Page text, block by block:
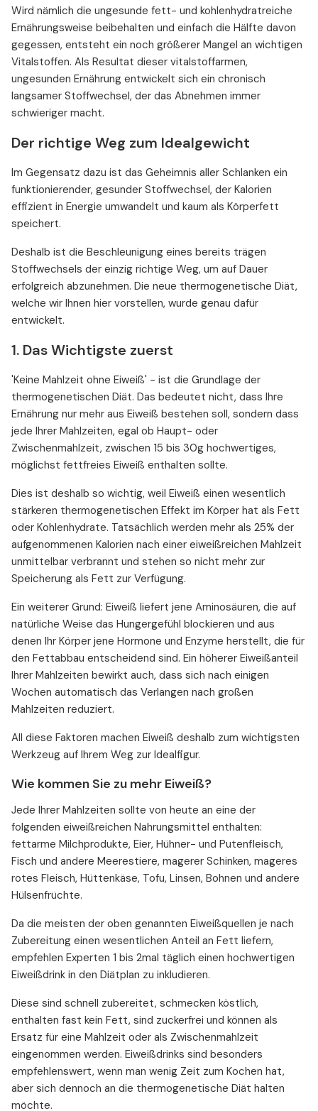
Wird nämlich die ungesunde fett- und kohlenhydratreiche
Ernährungsweise beibehalten und einfach die Hälfte davon
gegessen, entsteht ein noch größerer Mangel an wichtigen
Vitalstoffen. Als Resultat dieser vitalstoffarmen,
ungesunden Ernährung entwickelt sich ein chronisch
langsamer Stoffwechsel, der das Abnehmen immer
schwieriger macht.
Der richtige Weg zum Idealgewicht
Im Gegensatz dazu ist das Geheimnis aller Schlanken ein
funktionierender, gesunder Stoffwechsel, der Kalorien
effizient in Energie umwandelt und kaum als Körperfett
speichert.
Deshalb ist die Beschleunigung eines bereits trägen
Stoffwechsels der einzig richtige Weg, um auf Dauer
erfolgreich abzunehmen. Die neue thermogenetische Diät,
welche wir Ihnen hier vorstellen, wurde genau dafür
entwickelt.
1. Das Wichtigste zuerst
'Keine Mahlzeit ohne Eiweiß' - ist die Grundlage der
thermogenetischen Diät. Das bedeutet nicht, dass Ihre
Ernährung nur mehr aus Eiweiß bestehen soll, sondern dass
jede Ihrer Mahlzeiten, egal ob Haupt- oder
Zwischenmahlzeit, zwischen 15 bis 30g hochwertiges,
möglichst fettfreies Eiweiß enthalten sollte.
Dies ist deshalb so wichtig, weil Eiweiß einen wesentlich
stärkeren thermogenetischen Effekt im Körper hat als Fett
oder Kohlenhydrate. Tatsächlich werden mehr als 25% der
aufgenommenen Kalorien nach einer eiweißreichen Mahlzeit
unmittelbar verbrannt und stehen so nicht mehr zur
Speicherung als Fett zur Verfügung.
Ein weiterer Grund: Eiweiß liefert jene Aminosäuren, die auf
natürliche Weise das Hungergefühl blockieren und aus
denen Ihr Körper jene Hormone und Enzyme herstellt, die für
den Fettabbau entscheidend sind. Ein höherer Eiweißanteil
Ihrer Mahlzeiten bewirkt auch, dass sich nach einigen
Wochen automatisch das Verlangen nach großen
Mahlzeiten reduziert.
All diese Faktoren machen Eiweiß deshalb zum wichtigsten
Werkzeug auf Ihrem Weg zur Idealfigur.
Wie kommen Sie zu mehr Eiweiß?
Jede Ihrer Mahlzeiten sollte von heute an eine der
folgenden eiweißreichen Nahrungsmittel enthalten:
fettarme Milchprodukte, Eier, Hühner- und Putenfleisch,
Fisch und andere Meerestiere, magerer Schinken, mageres
rotes Fleisch, Hüttenkäse, Tofu, Linsen, Bohnen und andere
Hülsenfrüchte.
Da die meisten der oben genannten Eiweißquellen je nach
Zubereitung einen wesentlichen Anteil an Fett liefern,
empfehlen Experten 1 bis 2mal täglich einen hochwertigen
Eiweißdrink in den Diätplan zu inkludieren.
Diese sind schnell zubereitet, schmecken köstlich,
enthalten fast kein Fett, sind zuckerfrei und können als
Ersatz für eine Mahlzeit oder als Zwischenmahlzeit
eingenommen werden. Eiweißdrinks sind besonders
empfehlenswert, wenn man wenig Zeit zum Kochen hat,
aber sich dennoch an die thermogenetische Diät halten
möchte.